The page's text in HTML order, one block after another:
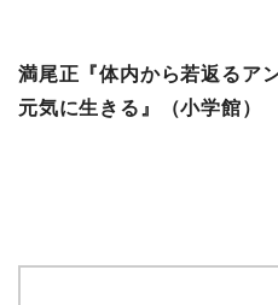
満尾正『体内から若返るア
元気に生きる』（小学館）